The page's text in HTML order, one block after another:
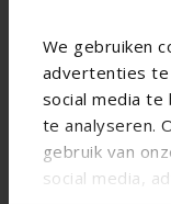
We gebruiken
advertenties
social media
te analyseren.
gebruik van
social media,